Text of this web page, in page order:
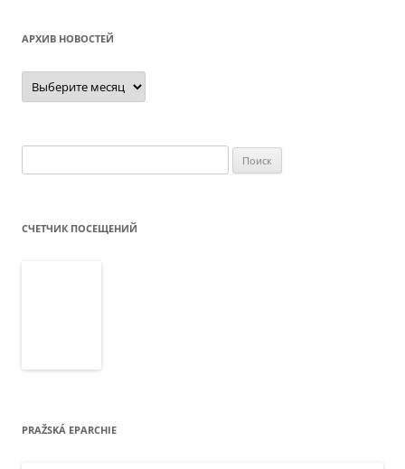
АРХИВ НОВОСТЕЙ
Архив
новостей
СЧЕТЧИК ПОСЕЩЕНИЙ
PRAŽSKÁ EPARCHIE